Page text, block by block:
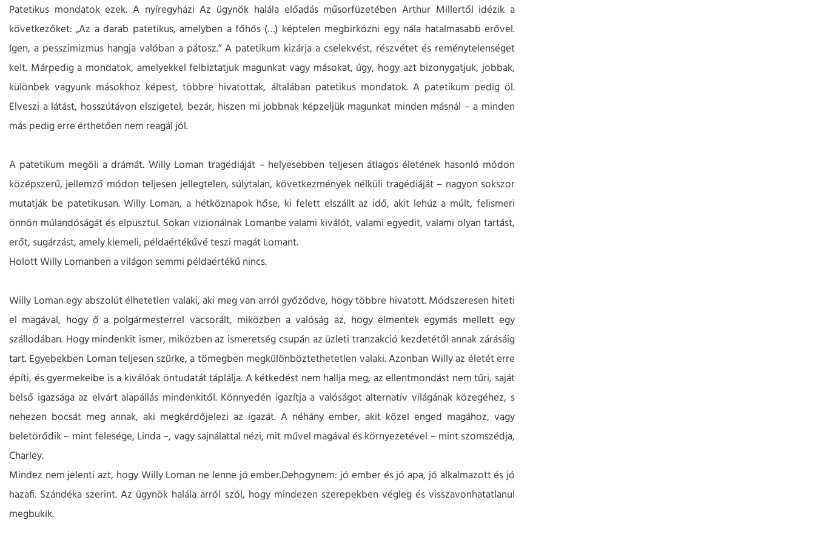
Patetikus mondatok ezek. A nyíregyházi Az ügynök halála előadás műsorfüzetében Arthur Millertől idézik a
következőket: „Az a darab patetikus, amelyben a főhős (…) képtelen megbirkózni egy nála hatalmasabb erővel.
Igen, a pesszimizmus hangja valóban a pátosz.” A patetikum kizárja a cselekvést, részvétet és reménytelenséget
kelt. Márpedig a mondatok, amelyekkel felbiztatjuk magunkat vagy másokat, úgy, hogy azt bizonygatjuk, jobbak,
különbek vagyunk másokhoz képest, többre hivatottak, általában patetikus mondatok. A patetikum pedig öl.
Elveszi a látást, hosszútávon elszigetel, bezár, hiszen mi jobbnak képzeljük magunkat minden másnál – a minden
más pedig erre érthetően nem reagál jól.
A patetikum megöli a drámát. Willy Loman tragédiáját – helyesebben teljesen átlagos életének hasonló módon
középszerű, jellemző módon teljesen jellegtelen, súlytalan, következmények nélküli tragédiáját – nagyon sokszor
mutatják be patetikusan. Willy Loman, a hétköznapok hőse, ki felett elszállt az idő, akit lehúz a múlt, felismeri
önnön múlandóságát és elpusztul. Sokan vizionálnak Lomanbe valami kiválót, valami egyedit, valami olyan tartást,
erőt, sugárzást, amely kiemeli, példaértékűvé teszi magát Lomant.
Holott Willy Lomanben a világon semmi példaértékű nincs.
Willy Loman egy abszolút élhetetlen valaki, aki meg van arról győződve, hogy többre hivatott. Módszeresen hiteti
el magával, hogy ő a polgármesterrel vacsorált, miközben a valóság az, hogy elmentek egymás mellett egy
szállodában. Hogy mindenkit ismer, miközben az ismeretség csupán az üzleti tranzakció kezdetétől annak zárásáig
tart. Egyebekben Loman teljesen szürke, a tömegben megkülönböztethetetlen valaki. Azonban Willy az életét erre
építi, és gyermekeibe is a kiválóak öntudatát táplálja. A kétkedést nem hallja meg, az ellentmondást nem tűri, saját
belső igazsága az elvárt alapállás mindenkitől. Könnyedén igazítja a valóságot alternatív világának közegéhez, s
nehezen bocsát meg annak, aki megkérdőjelezi az igazát. A néhány ember, akit közel enged magához, vagy
beletörődik – mint felesége, Linda –, vagy sajnálattal nézi, mit művel magával és környezetével – mint szomszédja,
Charley.
Mindez nem jelenti azt, hogy Willy Loman ne lenne jó ember.Dehogynem: jó ember és jó apa, jó alkalmazott és jó
hazafi. Szándéka szerint. Az ügynök halála arról szól, hogy mindezen szerepekben végleg és visszavonhatatlanul
megbukik.